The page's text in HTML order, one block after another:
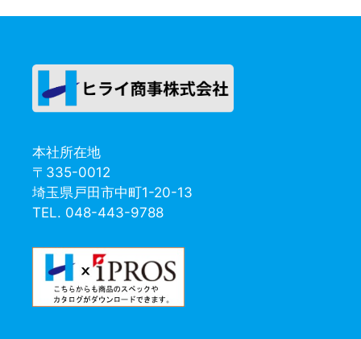
本社所在地
〒335-0012
埼玉県戸田市中町1-20-13
TEL. 048-443-9788